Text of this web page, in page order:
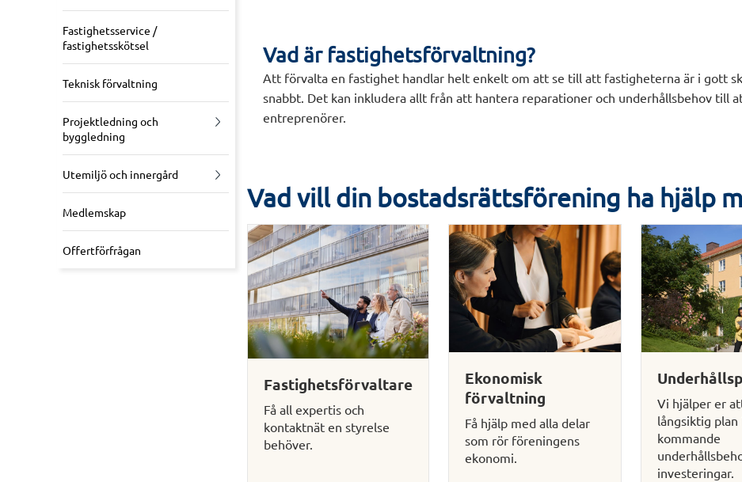
Fastighetsservice /
fastighetsskötsel
Teknisk förvaltning
Projektledning och
byggledning
Utemiljö och innergård
Medlemskap
Offertförfrågan
Vad är fastighetsförvaltning?
Att förvalta en fastighet handlar helt enkelt om att se till att fastigheterna är i gott
snabbt. Det kan inkludera allt från att hantera reparationer och underhållsbehov till
entreprenörer.
Vad vill din bostadsrättsförening ha hjälp
Fastighetsförvaltare
Få all expertis och
kontaktnät en styrelse
behöver.
Ekonomisk
förvaltning
Få hjälp med alla delar
som rör föreningens
ekonomi.
Vi hjälper er
långsiktig
kommande
investeringar.